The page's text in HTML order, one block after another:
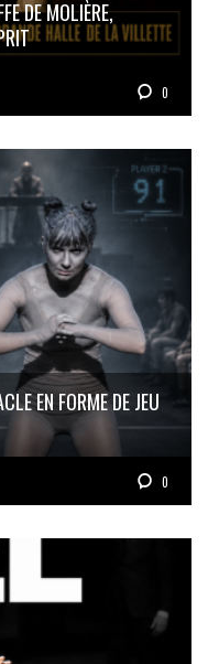
DE MOLIÈRE,
0
EN FORME DE JEU
0